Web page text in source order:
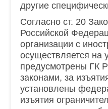
другие
Согласно ст. 20
Российской
организации с
осуществляется на
предусмотрены ГК
законами, за
установлены
изъятия